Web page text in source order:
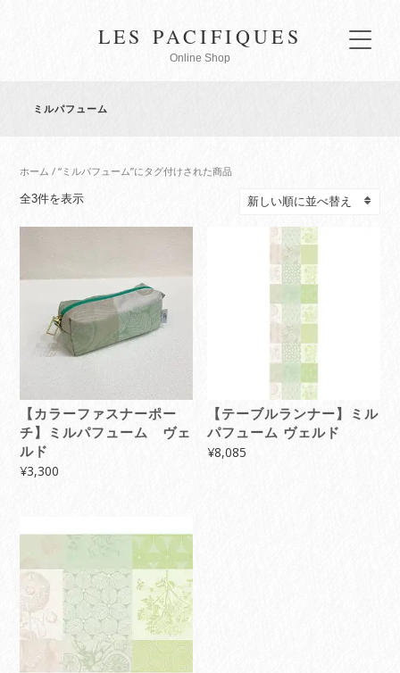
LES PACIFIQUES
Online Shop
ミルパフューム
ホーム / “ミルパフューム”にタグ付けされた商品
全3件を表示新
【カラーファスナーポー
チ】ミルパフューム ヴェ
ルド
¥3,300
【テーブルランナー】ミル
パフューム ヴェルド
¥8,085